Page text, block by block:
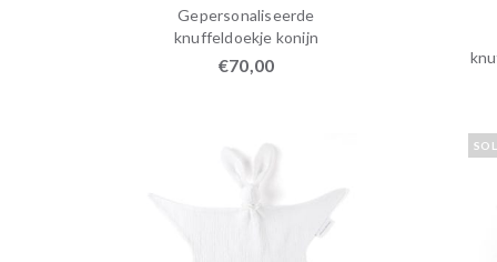
Gepersonaliseerde
knuffeldoekje konijn
€70,00